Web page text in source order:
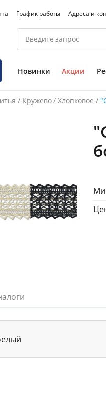
График работы Адреса и
Новинки Акции
/ Кружево / Хлопковое /